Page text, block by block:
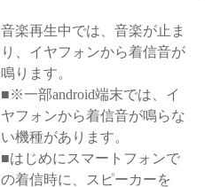
音楽再生中では、音楽が止ま
り、イヤフォンから着信音が
鳴ります。
■※一部android端末では、イ
ヤフォンから着信音が鳴らな
い機種があります。
■はじめにスマートフォンで
の着信時に、スピーカーを